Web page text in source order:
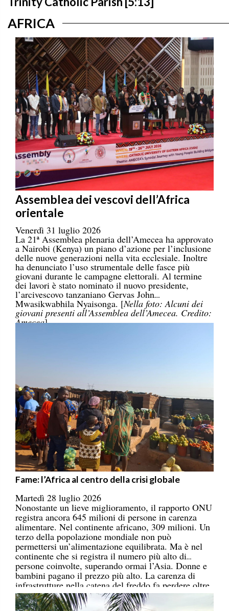
AFRICA
Assemblea dei vescovi dell’Africa
orientale
Venerdì 31 luglio 2026
La 21ª Assemblea plenaria dell’Amecea ha approvato
a Nairobi (Kenya) un piano d’azione per l’inclusione
delle nuove generazioni nella vita ecclesiale. Inoltre
ha denunciato l’uso strumentale delle fasce più
giovani durante le campagne elettorali. Al termine
dei lavori è stato nominato il nuovo presidente,
l’arcivescovo tanzaniano Gervas John
Mwasikwabhila Nyaisonga. [Nella foto: Alcuni dei
giovani presenti all’Assemblea dell’Amecea. Credito:
Amecea]
Fame: l’Africa al centro della crisi globale
Martedì 28 luglio 2026
Nonostante un lieve miglioramento, il rapporto ONU
registra ancora 645 milioni di persone in carenza
alimentare. Nel continente africano, 309 milioni. Un
terzo della popolazione mondiale non può
permettersi un’alimentazione equilibrata. Ma è nel
continente che si registra il numero più alto di
persone coinvolte, superando ormai l’Asia. Donne e
bambini pagano il prezzo più alto. La carenza di
infrastrutture nella catena del freddo fa perdere oltre
un terzo della produzione di frutta, verdura, pesce e
latticini.